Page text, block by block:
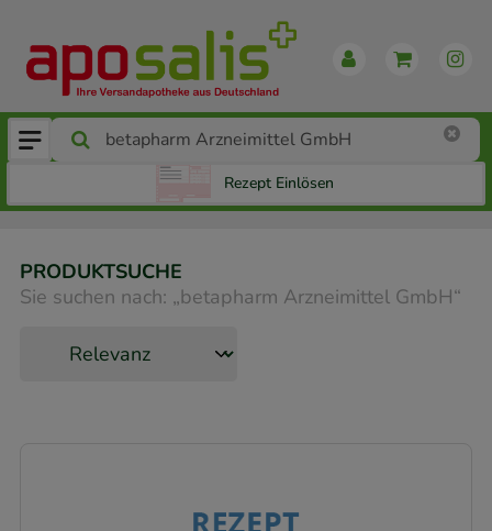
Rezept Einlösen
PRODUKTSUCHE
Sie suchen nach: „betapharm Arzneimittel GmbH“